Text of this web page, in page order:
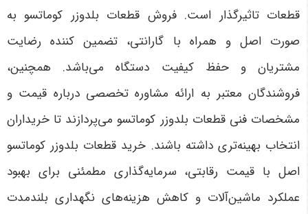
قطعات تاثیرگذار است. فروش قطعات بلدوزر کوماتسو به
صورت اصل و همراه با گارانتی، تضمین کننده رضایت
مشتریان و حفظ کیفیت دستگاه می‌باشد. همچنین،
فروشندگان معتبر به ارائه مشاوره تخصصی درباره قیمت و
مشخصات فنی قطعات بلدوزر کوماتسو می‌پردازند تا خریداران
انتخاب بهینه‌تری داشته باشند. خرید قطعات بلدوزر کوماتسو
اصل با قیمت رقابتی، سرمایه‌گذاری مطمئنی برای بهبود
عملکرد ماشین‌آلات و کاهش هزینه‌های نگهداری بلندمدت